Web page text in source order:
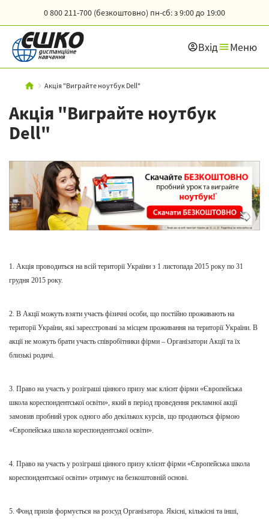
0 800 211-700 (безкоштовно) пн-сб: з 9:00 до 19:00
Вхід Меню
Акція "Виграйте ноутбук Dell"
Акція "Виграйте ноутбук
Dell"
1. Акція проводиться на всій території України з 1 листопада 2015 року по 31
грудня 2015 року.
2. В Акції можуть взяти участь фізичні особи, що постійно проживають на
території України, які зареєстровані за місцем проживання на території України. В
акції не можуть брати участь співробітники фірми – Організатори Акції та їх
близькі родичі.
3. Право на участь у розіграші цінного призу має клієнт фірми «Європейська
школа кореспондентської освіти», який в період проведення рекламної акції
замовив пробний урок одного або декількох курсів, що продаються фірмою
«Європейська школа кореспондентської освіти».
4. Право на участь у розіграші цінного призу клієнт фірми «Європейська школа
кореспондентської освіти» отримує на безкоштовній основі.
5. Фонд призів формується на розсуд Організатора. Якісні, кількісні та інші,